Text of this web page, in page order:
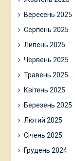
Вересень 2025
Серпень 2025
Липень 2025
Червень 2025
Травень 2025
Квітень 2025
Березень 2025
Лютий 2025
Січень 2025
Грудень 2024